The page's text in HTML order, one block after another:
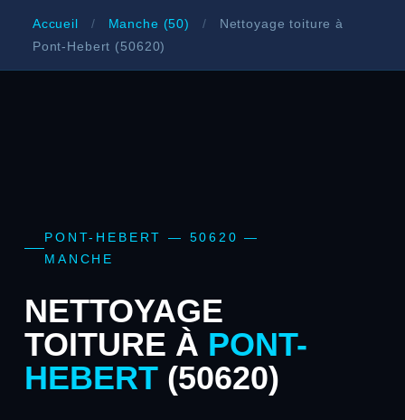
Accueil / Manche (50) /
Nettoyage toiture à
Pont-Hebert (50620)
PONT-HEBERT — 50620 —
MANCHE
NETTOYAGE
TOITURE À PONT-
HEBERT(50620)